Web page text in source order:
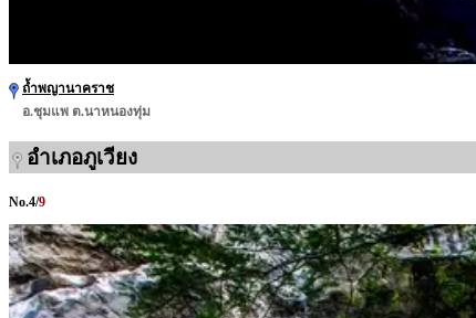
ถ้ำพญานาคราช
อ.ชุมแพ ต.นาหนองทุ่ม
อำเภอภูเวียง
No.4/9